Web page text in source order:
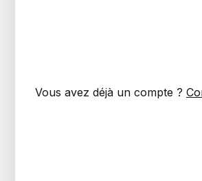
Vous avez déjà un compte ?